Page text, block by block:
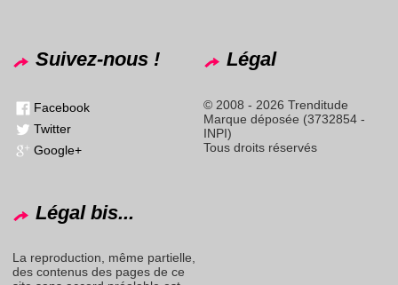
Suivez-nous !
Facebook
Twitter
Google+
Légal
© 2008 - 2026 Trenditude
Marque déposée (3732854 -
INPI)
Tous droits réservés
Légal bis...
La reproduction, même partielle,
des contenus des pages de ce